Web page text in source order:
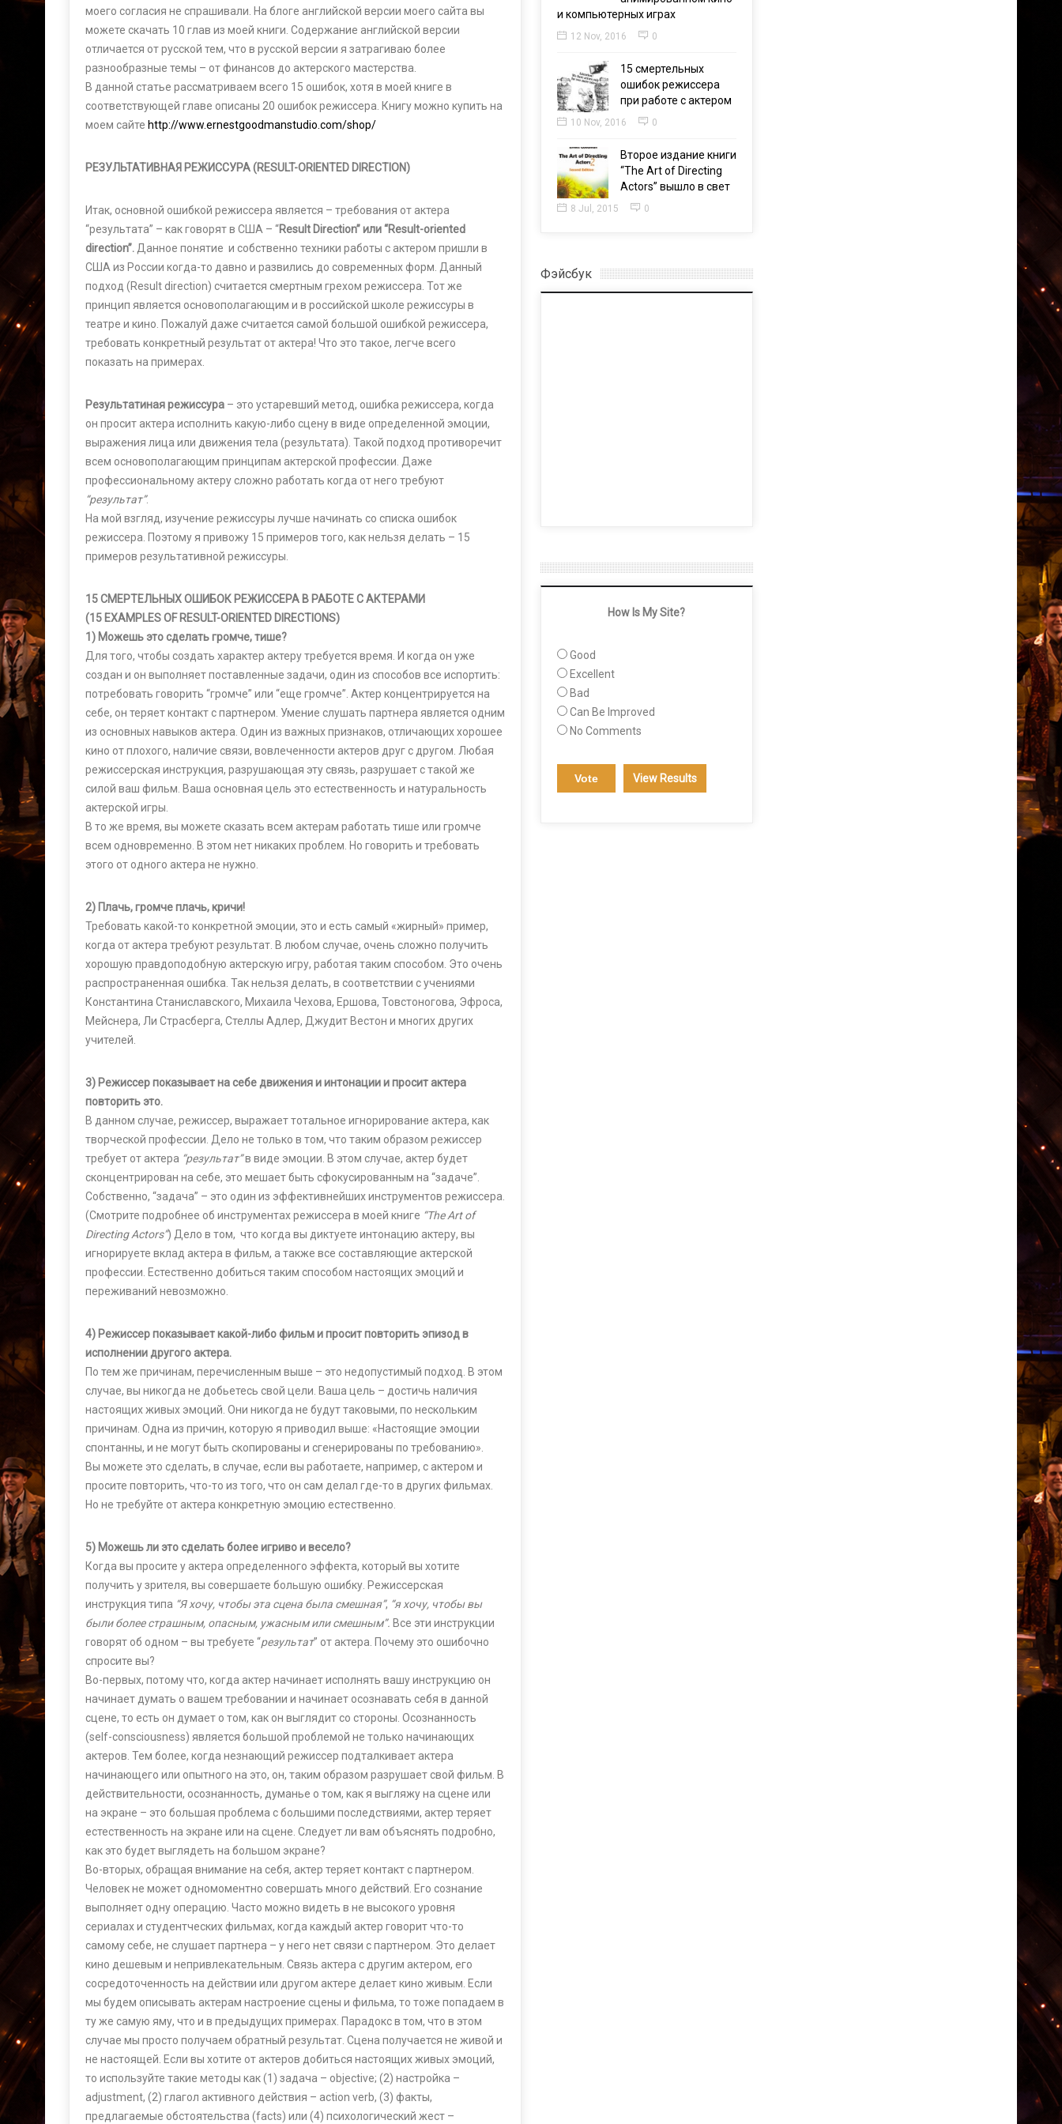
моего согласия не спрашивали. На блоге английской версии моего сайта вы
можете скачать 10 глав из моей книги. Содержание английской версии
отличается от русской тем, что в русской версии я затрагиваю более
разнообразные темы – от финансов до актерского мастерства.
В данной статье рассматриваем всего 15 ошибок, хотя в моей книге в
соответствующей главе описаны 20 ошибок режиссера. Книгу можно купить на
моем сайте http://www.ernestgoodmanstudio.com/shop/
РЕЗУЛЬТАТИВНАЯ РЕЖИССУРА (RESULT-ORIENTED DIRECTION)
Итак, основной ошибкой режиссера является – требования от актера
“результата” – как говорят в США – “Result Direction” или “Result-oriented
direction”.Данное понятие и собственно техники работы с актером пришли в
США из России когда-то давно и развились до современных форм. Данный
подход (Result direction) считается смертным грехом режиссера. Тот же
принцип является основополагающим и в российской школе режиссуры в
театре и кино. Пожалуй даже считается самой большой ошибкой режиссера,
требовать конкретный результат от актера! Что это такое, легче всего
показать на примерах.
Результатиная режиссура – это устаревший метод, ошибка режиссера, когда
он просит актера исполнить какую-либо сцену в виде определенной эмоции,
выражения лица или движения тела (результата). Такой подход противоречит
всем основополагающим принципам актерской профессии. Даже
профессиональному актеру сложно работать когда от него требуют
“результат”.
На мой взгляд, изучение режиссуры лучше начинать со списка ошибок
режиссера. Поэтому я привожу 15 примеров того, как нельзя делать – 15
примеров результативной режиссуры.
15 СМЕРТЕЛЬНЫХ ОШИБОК РЕЖИССЕРА В РАБОТЕ С АКТЕРАМИ
(15 EXAMPLES OF RESULT-ORIENTED DIRECTIONS)
1) Можешь это сделать громче, тише?
Для того, чтобы создать характер актеру требуется время. И когда он уже
создан и он выполняет поставленные задачи, один из способов все испортить:
потребовать говорить “громче” или “еще громче”. Актер концентрируется на
себе, он теряет контакт с партнером. Умение слушать партнера является одним
из основных навыков актера. Один из важных признаков, отличающих хорошее
кино от плохого, наличие связи, вовлеченности актеров друг с другом. Любая
режиссерская инструкция, разрушающая эту связь, разрушает с такой же
силой ваш фильм. Ваша основная цель это естественность и натуральность
актерской игры.
В то же время, вы можете сказать всем актерам работать тише или громче
всем одновременно. В этом нет никаких проблем. Но говорить и требовать
этого от одного актера не нужно.
2) Плачь, громче плачь, кричи!
Требовать какой-то конкретной эмоции, это и есть самый «жирный» пример,
когда от актера требуют результат. В любом случае, очень сложно получить
хорошую правдоподобную актерскую игру, работая таким способом. Это очень
распространенная ошибка. Так нельзя делать, в соответствии с учениями
Константина Станиславского, Михаила Чехова, Ершова, Товстоногова, Эфроса,
Мейснера, Ли Страсберга, Стеллы Адлер, Джудит Вестон и многих других
учителей.
3) Режиссер показывает на себе движения и интонации и просит актера
повторить это.
В данном случае, режиссер, выражает тотальное игнорирование актера, как
творческой профессии. Дело не только в том, что таким образом режиссер
требует от актера “результат”в виде эмоции. В этом случае, актер будет
сконцентрирован на себе, это мешает быть сфокусированным на “задаче”.
Собственно, “задача” – это один из эффективнейших инструментов режиссера.
(Смотрите подробнее об инструментах режиссера в моей книге “The Art of
Directing Actors”) Дело в том, что когда вы диктуете интонацию актеру, вы
игнорируете вклад актера в фильм, а также все составляющие актерской
профессии. Естественно добиться таким способом настоящих эмоций и
переживаний невозможно.
4) Режиссер показывает какой-либо фильм и просит повторить эпизод в
исполнении другого актера.
По тем же причинам, перечисленным выше – это недопустимый подход. В этом
случае, вы никогда не добьетесь свой цели. Ваша цель – достичь наличия
настоящих живых эмоций. Они никогда не будут таковыми, по нескольким
причинам. Одна из причин, которую я приводил выше: «Настоящие эмоции
спонтанны, и не могут быть скопированы и сгенерированы по требованию».
Вы можете это сделать, в случае, если вы работаете, например, с актером и
просите повторить, что-то из того, что он сам делал где-то в других фильмах.
Но не требуйте от актера конкретную эмоцию естественно.
5) Можешь ли это сделать более игриво и весело?
Когда вы просите у актера определенного эффекта, который вы хотите
получить у зрителя, вы совершаете большую ошибку. Режиссерская
инструкция типа “Я хочу, чтобы эта сцена была смешная”, “я хочу, чтобы вы
были более страшным, опасным, ужасным или смешным”. Все эти инструкции
говорят об одном – вы требуете “результат” от актера. Почему это ошибочно
спросите вы?
Во-первых, потому что, когда актер начинает исполнять вашу инструкцию он
начинает думать о вашем требовании и начинает осознавать себя в данной
сцене, то есть он думает о том, как он выглядит со стороны. Осознанность
(self-consciousness) является большой проблемой не только начинающих
актеров. Тем более, когда незнающий режиссер подталкивает актера
начинающего или опытного на это, он, таким образом разрушает свой фильм. В
действительности, осознанность, думанье о том, как я выгляжу на сцене или
на экране – это большая проблема с большими последствиями, актер теряет
естественность на экране или на сцене. Следует ли вам объяснять подробно,
как это будет выглядеть на большом экране?
Во-вторых, обращая внимание на себя, актер теряет контакт с партнером.
Человек не может одномоментно совершать много действий. Его сознание
выполняет одну операцию. Часто можно видеть в не высокого уровня
сериалах и студентческих фильмах, когда каждый актер говорит что-то
самому себе, не слушает партнера – у него нет связи с партнером. Это делает
кино дешевым и непривлекательным. Связь актера с другим актером, его
сосредоточенность на действии или другом актере делает кино живым. Если
мы будем описывать актерам настроение сцены и фильма, то тоже попадаем в
ту же самую яму, что и в предыдущих примерах. Парадокс в том, что в этом
случае мы просто получаем обратный результат. Сцена получается не живой и
не настоящей. Если вы хотите от актеров добиться настоящих живых эмоций,
то используйте такие методы как (1) задача – objective; (2) настройка –
adjustment, (2) глагол активного действия – action verb, (3) факты,
предлагаемые обстоятельства (facts) или (4) психологический жест –
и компьютерных играх
12 Nov, 2016 0
15 смертельных
ошибок режиссера
при работе с актером
10 Nov, 2016 0
Второе издание книги
“The Art of Directing
Actors” вышло в свет
8 Jul, 2015 0
Фэйсбук
How Is My Site?
Good
Excellent
Bad
Can Be Improved
No Comments
View Results